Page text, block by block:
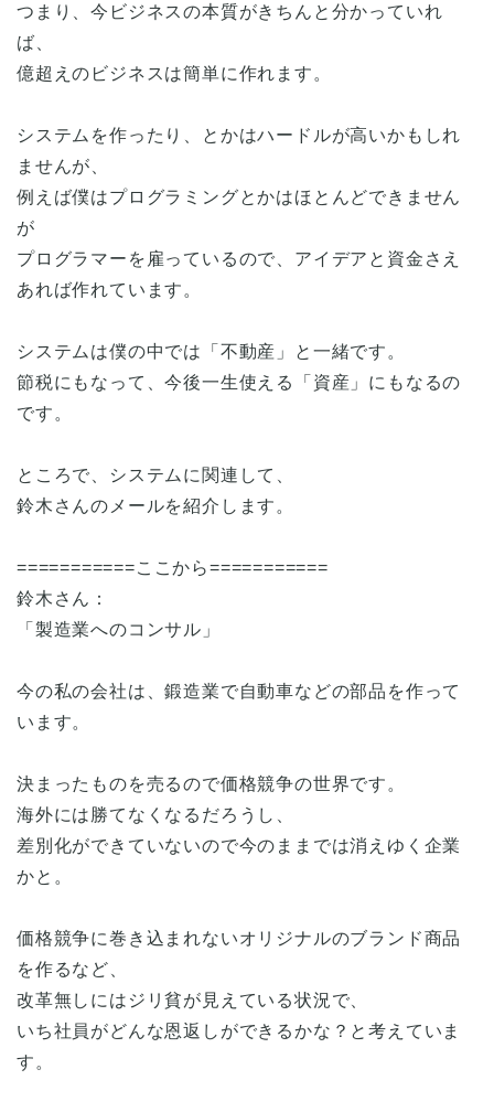
つまり、今ビジネスの本質がきちんと分かっていれ
ば、
億超えのビジネスは簡単に作れます。
システムを作ったり、とかはハードルが高いかもしれ
ませんが、
例えば僕はプログラミングとかはほとんどできません
が
プログラマーを雇っているので、アイデアと資金さえ
あれば作れています。
システムは僕の中では「不動産」と一緒です。
節税にもなって、今後一生使える「資産」にもなるの
です。
ところで、システムに関連して、
鈴木さんのメールを紹介します。
===========ここから===========
鈴木さん：
「製造業へのコンサル」
今の私の会社は、鍛造業で自動車などの部品を作って
います。
決まったものを売るので価格競争の世界です。
海外には勝てなくなるだろうし、
差別化ができていないので今のままでは消えゆく企業
かと。
価格競争に巻き込まれないオリジナルのブランド商品
を作るなど、
改革無しにはジリ貧が見えている状況で、
いち社員がどんな恩返しができるかな？と考えていま
す。